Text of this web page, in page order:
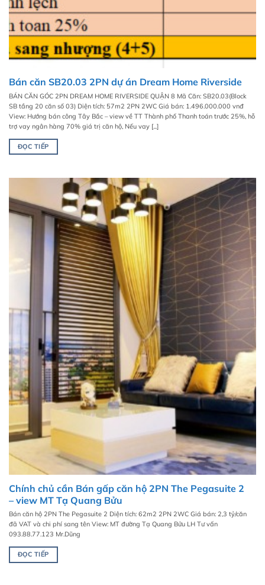
Bán căn SB20.03 2PN dự án Dream Home Riverside
BÁN CĂN GÓC 2PN DREAM HOME RIVERSIDE QUẬN 8 Mã Căn: SB20.03(Block
SB tầng 20 căn số 03) Diện tích: 57m2 2PN 2WC Giá bán: 1.496.000.000 vnđ
View: Hướng bán công Tây Bắc – view về TT Thành phố Thanh toán trước 25%, hỗ
trợ vay ngân hàng 70% giá trị căn hộ, Nếu vay [...]
ĐỌC TIẾP
Chính chủ cần Bán gấp căn hộ 2PN The Pegasuite 2
– view MT Tạ Quang Bửu
Bán căn hộ 2PN The Pegasuite 2 Diện tích: 62m2 2PN 2WC Giá bán: 2,3 tỷ/căn
đã VAT và chi phí sang tên View: MT đường Tạ Quang Bửu LH Tư vấn
093.88.77.123 Mr.Dũng
ĐỌC TIẾP